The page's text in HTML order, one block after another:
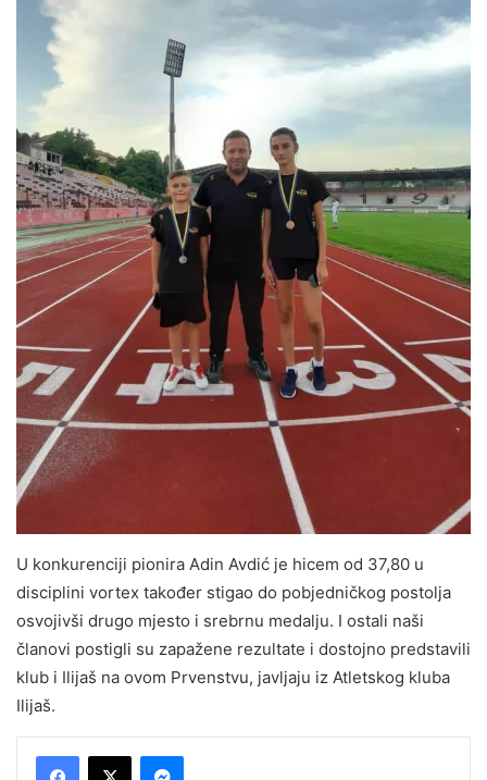
U konkurenciji pionira Adin Avdić je hicem od 37,80 u
disciplini vortex također stigao do pobjedničkog postolja
osvojivši drugo mjesto i srebrnu medalju. I ostali naši
članovi postigli su zapažene rezultate i dostojno predstavili
klub i Ilijaš na ovom Prvenstvu, javljaju iz Atletskog kluba
Ilijaš.